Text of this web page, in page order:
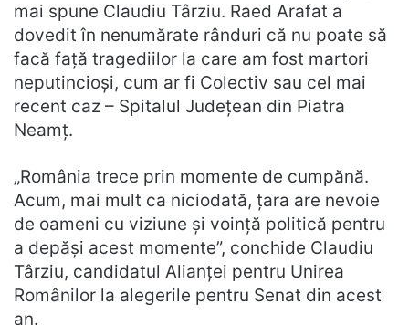
mai spune Claudiu Târziu. Raed Arafat a
dovedit în nenumărate rânduri că nu poate să
facă față tragediilor la care am fost martori
neputincioși, cum ar fi Colectiv sau cel mai
recent caz – Spitalul Județean din Piatra
Neamț.
„România trece prin momente de cumpănă.
Acum, mai mult ca niciodată, țara are nevoie
de oameni cu viziune și voință politică pentru
a depăși acest momente”, conchide Claudiu
Târziu, candidatul Alianței pentru Unirea
Românilor la alegerile pentru Senat din acest
an.